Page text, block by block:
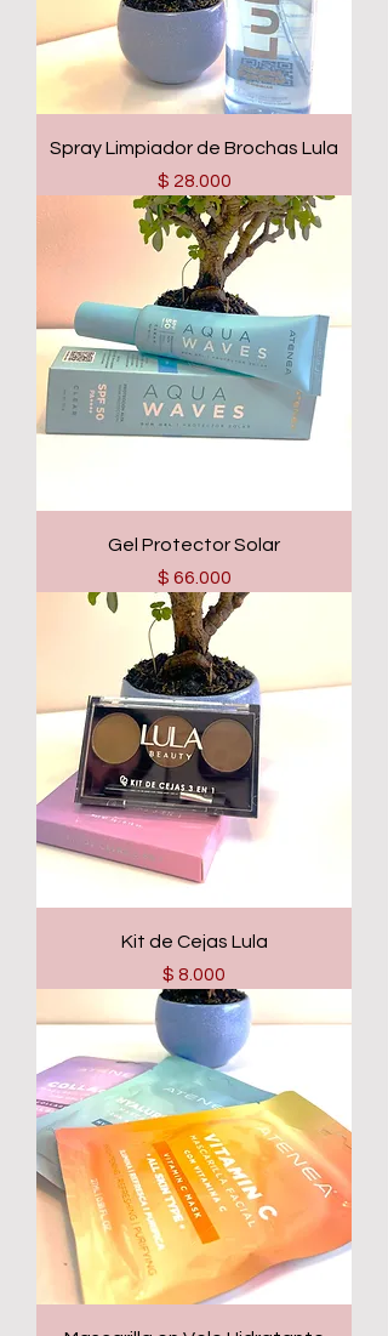
Spray Limpiador de Brochas Lula
Precio
$ 28.000
Gel Protector Solar
Precio
$ 66.000
Kit de Cejas Lula
Precio
$ 8.000